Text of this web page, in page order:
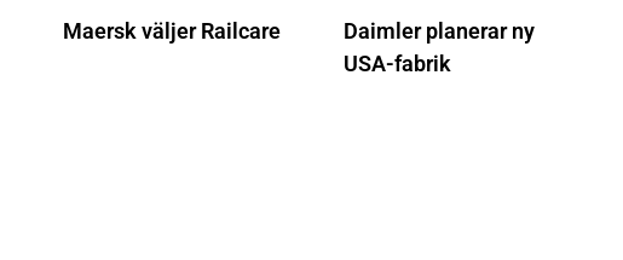
Maersk väljer Railcare
Daimler planerar ny
USA-fabrik